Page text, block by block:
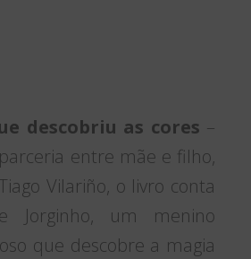
descobriu as cores –
entre mãe e filho,
Vilariño, o livro conta
Jorginho, um menino
que descobre a magia